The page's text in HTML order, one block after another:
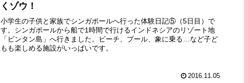
くゾウ！
小学生の子供と家族でシンガポールへ行った体験日記⑤（5日目）で
す。シンガポールから船で1時間で行けるインドネシアのリゾート地
「ビンタン島」へ行きました。ビーチ、プール、象に乗る…など子ど
もも楽しめる施設がいっぱいです。
2016.11.05